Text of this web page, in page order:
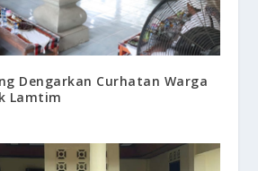
Dengarkan Curhatan Warga
Lamtim